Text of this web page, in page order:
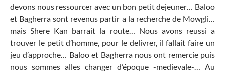
devons nous ressourcer avec un bon petit dejeuner… Baloo
et Bagherra sont revenus partir a la recherche de Mowgli…
mais Shere Kan barrait la route… Nous avons reussi a
trouver le petit d’homme, pour le delivrer, il fallait faire un
jeu d’approche… Baloo et Bagherra nous ont remercie puis
nous sommes alles changer d’époque -medievale-… Au